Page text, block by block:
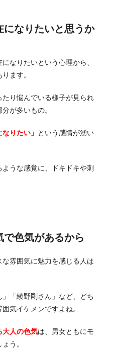
になりたいと思うか
なりたいという心理から、
ます。
り悩んでいる様子が見られ
が多いもの。
りたい」 という感情が湧い
ような感覚に、ドキドキや刺
で色気があるから
雰囲気に魅力を感じる人は
「綾野剛さん」など、どち
気イケメンですよね。
大人の色気は、男女ともにモ
う。